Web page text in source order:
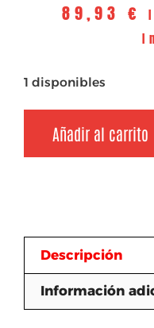
89,93 €
1 disponibles
Añadir al carrito
Descripción
Información